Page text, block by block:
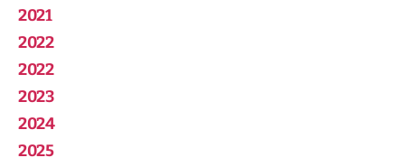
2021
2022
2022
2023
2024
2025